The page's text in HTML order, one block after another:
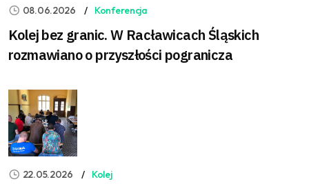
08.06.2026 Konferencja
Kolej bez granic. W Racławicach Śląskich
rozmawiano o przyszłości pogranicza
22.05.2026 Kolej